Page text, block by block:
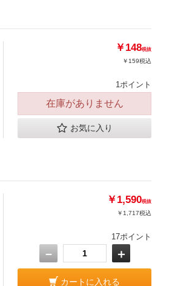
￥148税抜
￥159税込
1ポイント
在庫がありません
お気に入り
￥1,590税抜
￥1,717税込
17ポイント
－ ＋
カートに入れる